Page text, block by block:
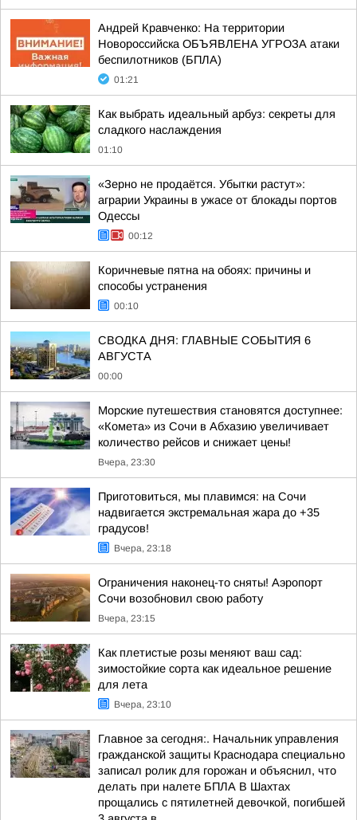
Андрей Кравченко: На территории
Новороссийска ОБЪЯВЛЕНА УГРОЗА атаки
беспилотников (БПЛА)
01:21
Как выбрать идеальный арбуз: секреты для
сладкого наслаждения
01:10
«Зерно не продаётся. Убытки растут»:
аграрии Украины в ужасе от блокады портов
Одессы
00:12
Коричневые пятна на обоях: причины и
способы устранения
00:10
СВОДКА ДНЯ: ГЛАВНЫЕ СОБЫТИЯ 6
АВГУСТА
00:00
Морские путешествия становятся доступнее:
«Комета» из Сочи в Абхазию увеличивает
количество рейсов и снижает цены!
Вчера, 23:30
Приготовиться, мы плавимся: на Сочи
надвигается экстремальная жара до +35
градусов!
Вчера, 23:18
Ограничения наконец-то сняты! Аэропорт
Сочи возобновил свою работу
Вчера, 23:15
Как плетистые розы меняют ваш сад:
зимостойкие сорта как идеальное решение
для лета
Вчера, 23:10
Главное за сегодня:. Начальник управления
гражданской защиты Краснодара специально
записал ролик для горожан и объяснил, что
делать при налете БПЛА В Шахтах
прощались с пятилетней девочкой, погибшей